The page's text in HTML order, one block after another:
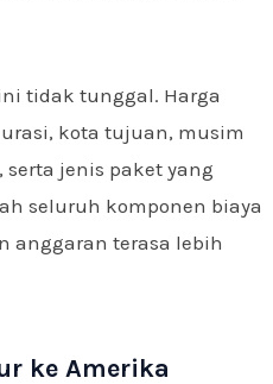
tidak tunggal. Harga
kota tujuan, musim
jenis paket yang
seluruh komponen biaya
anggaran terasa lebih
ke Amerika